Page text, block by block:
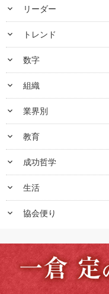
keyboard_arrow_down リーダー
keyboard_arrow_down トレンド
keyboard_arrow_down 数字
keyboard_arrow_down 組織
keyboard_arrow_down 業界別
keyboard_arrow_down 教育
keyboard_arrow_down 成功哲学
keyboard_arrow_down 生活
keyboard_arrow_down 協会便り